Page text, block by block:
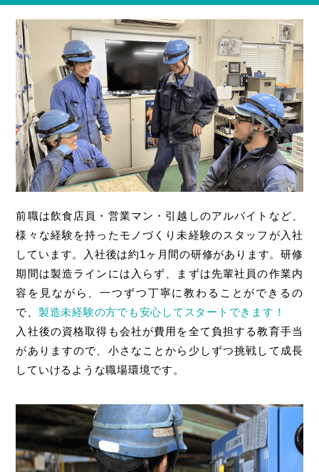
前職は飲食店員・営業マン・引越しのアルバイトなど、
様々な経験を持ったモノづくり未経験のスタッフが入社
しています。入社後は約1ヶ月間の研修があります。研修
期間は製造ラインには入らず、まずは先輩社員の作業内
容を見ながら、一つずつ丁寧に教わることができるの
で、 製造未経験の方でも安心してスタートできます！
入社後の資格取得も会社が費用を全て負担する教育手当
がありますので、 小さなことから少しずつ挑戦して成長
していけるような職場環境です。